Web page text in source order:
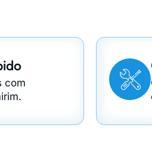
com